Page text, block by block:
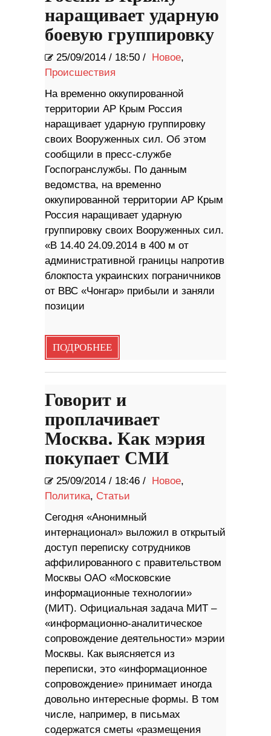
наращивает ударную
боевую группировку
25/09/2014 / 18:50 / Новое,
Происшествия
На временно оккупированной
территории АР Крым Россия
наращивает ударную группировку
своих Вооруженных сил. Об этом
сообщили в пресс-службе
Госпогранслужбы. По данным
ведомства, на временно
оккупированной территории АР Крым
Россия наращивает ударную
группировку своих Вооруженных сил.
«В 14.40 24.09.2014 в 400 м от
административной границы напротив
блокпоста украинских пограничников
от ВВС «Чонгар» прибыли и заняли
позиции
ПОДРОБНЕЕ
Говорит и
проплачивает
Москва. Как мэрия
покупает СМИ
25/09/2014 / 18:46 / Новое,
Политика, Статьи
Сегодня «Анонимный
интернационал» выложил в открытый
доступ переписку сотрудников
аффилированного с правительством
Москвы ОАО «Московские
информационные технологии»
(МИТ). Официальная задача МИТ –
«информационно-аналитическое
сопровождение деятельности» мэрии
Москвы. Как выясняется из
переписки, это «информационное
сопровождение» принимает иногда
довольно интересные формы. В том
числе, например, в письмах
содержатся сметы «размещения